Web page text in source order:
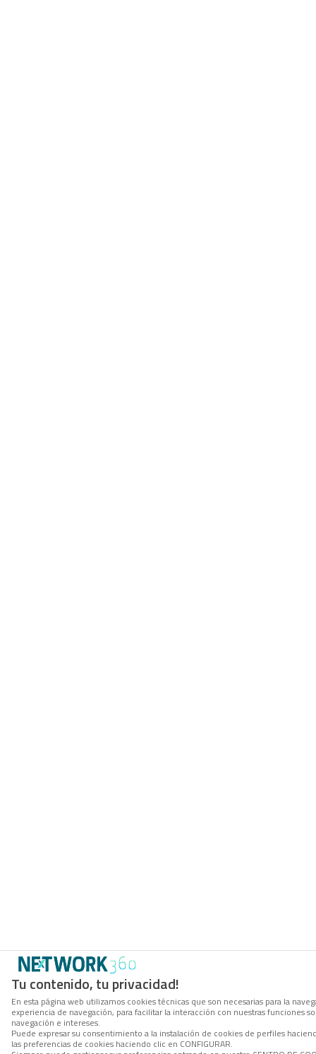
Tu contenido, tu privacidad!
En esta página web utilizamos cookies técnicas que son necesarias para la
experiencia de navegación, para facilitar la interacción con nuestras funciones
navegación e intereses.
Puede expresar su consentimiento a la instalación de cookies de perfiles
las preferencias de cookies haciendo clic en CONFIGURAR.